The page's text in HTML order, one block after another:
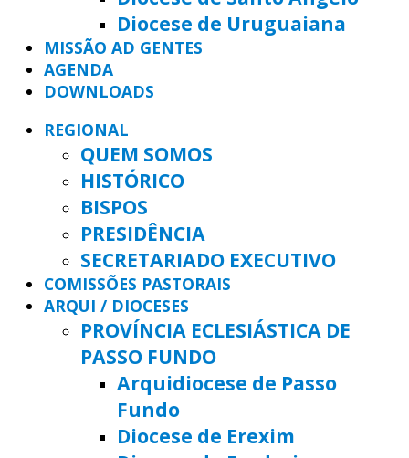
Diocese de Uruguaiana
MISSÃO AD GENTES
AGENDA
DOWNLOADS
REGIONAL
QUEM SOMOS
HISTÓRICO
BISPOS
PRESIDÊNCIA
SECRETARIADO EXECUTIVO
COMISSÕES PASTORAIS
ARQUI / DIOCESES
PROVÍNCIA ECLESIÁSTICA DE
PASSO FUNDO
Arquidiocese de Passo
Fundo
Diocese de Erexim